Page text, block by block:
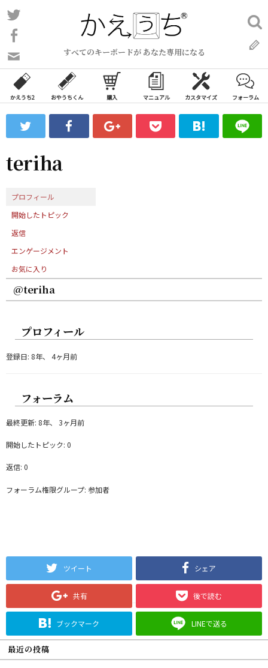
コ
ン
ン
ツ
ス
ッ
すべてのキーボードが あなた専用になる
い
合
わ
フ
ォ
ム
検
索:
かえうち2 おやうちくん 購入 マニュアル カスタマイズ フォーラム
teriha
プロフィール
開始したトピック
返信
エンゲージメント
お気に入り
@teriha
プロフィール
登録日: 8年、 4ヶ月前
フォーラム
最終更新: 8年、 3ヶ月前
開始したトピック: 0
返信: 0
フォーラム権限グループ: 参加者
ツイート シェア
共有 後で読む
ブックマーク LINEで送る
最近の投稿